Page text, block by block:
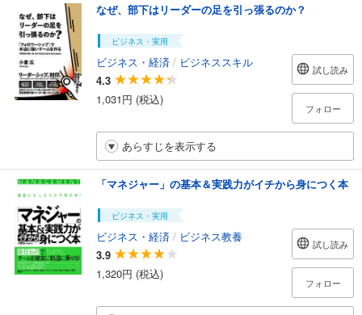
なぜ、部下はリーダーの足を引っ張るのか？
ビジネス・実用
ビジネス・経済 / ビジネススキル
4.3
1,031円 (税込)
試し読み
フォロー
あらすじを表示する
「マネジャー」の基本＆実践力がイチから身につく本
ビジネス・実用
ビジネス・経済 / ビジネス教養
3.9
1,320円 (税込)
試し読み
フォロー